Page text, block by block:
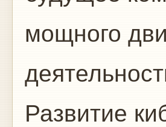
мощного
Развитие